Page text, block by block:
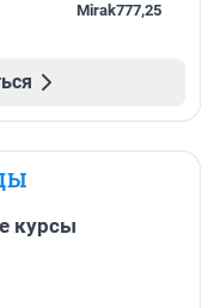
Mirak777,25
курсы